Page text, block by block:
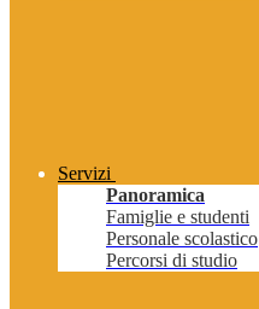
Servizi
Panoramica
Famiglie e studenti
Personale scolastico
Percorsi di studio